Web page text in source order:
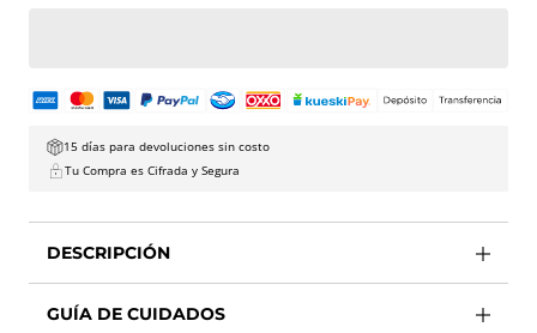
15 días para devoluciones sin costo
Tu Compra es Cifrada y Segura
DESCRIPCIÓN
GUÍA DE CUIDADOS